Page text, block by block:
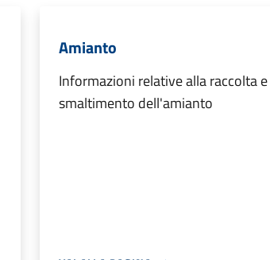
Amianto
Informazioni relative alla raccolta e
smaltimento dell'amianto